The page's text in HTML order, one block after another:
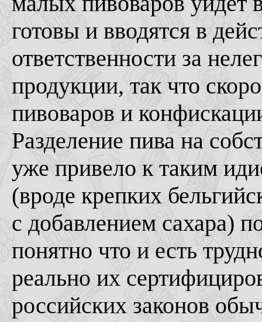
готовы и вводятся в
ответственности за
продукции, так что
пивоваров и
Разделение пива на
уже привело к таким
(вроде крепких
с добавлением сахара)
понятно что и есть
реально их
российских законов